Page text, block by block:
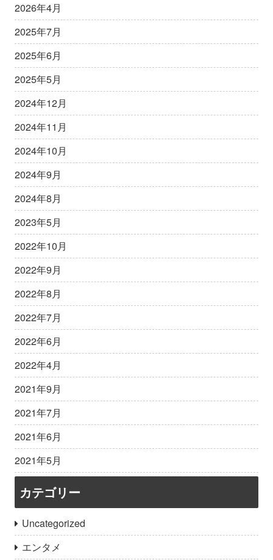
2026年4月
2025年7月
2025年6月
2025年5月
2024年12月
2024年11月
2024年10月
2024年9月
2024年8月
2023年5月
2022年10月
2022年9月
2022年8月
2022年7月
2022年6月
2022年4月
2021年9月
2021年7月
2021年6月
2021年5月
カテゴリー
Uncategorized
エンタメ